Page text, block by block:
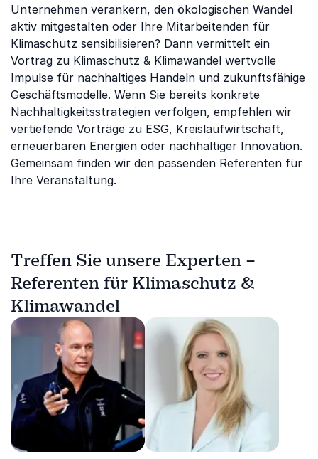
Unternehmen verankern, den ökologischen Wandel
aktiv mitgestalten oder Ihre Mitarbeitenden für
Klimaschutz sensibilisieren? Dann vermittelt ein
Vortrag zu Klimaschutz & Klimawandel wertvolle
Impulse für nachhaltiges Handeln und zukunftsfähige
Geschäftsmodelle. Wenn Sie bereits konkrete
Nachhaltigkeitsstrategien verfolgen, empfehlen wir
vertiefende Vorträge zu ESG, Kreislaufwirtschaft,
erneuerbaren Energien oder nachhaltiger Innovation.
Gemeinsam finden wir den passenden Referenten für
Ihre Veranstaltung.
Treffen Sie unsere Experten –
Referenten für Klimaschutz &
Klimawandel